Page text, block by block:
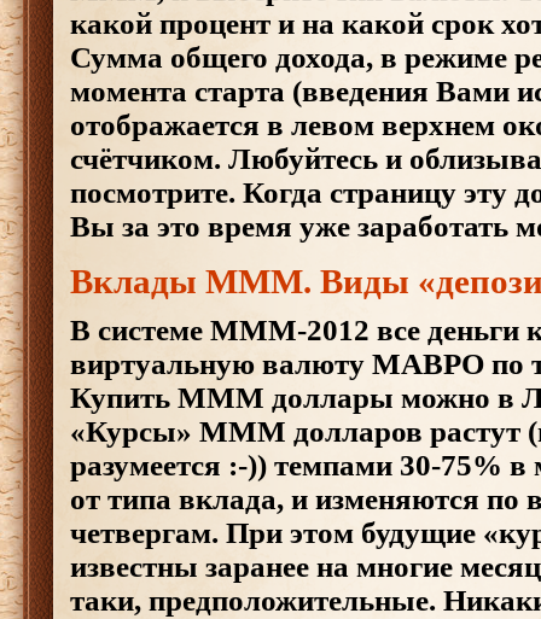
какой процент и на какой срок
Сумма общего дохода, в режиме
момента старта (введения Вами
отображается в левом верхнем
счётчиком. Любуйтесь и
посмотрите. Когда страницу эту
Вы за это время уже заработать
Вклады МММ. Виды
В системе МММ-2012 все деньги
виртуальную валюту МАВРО по
Купить МММ доллары можно в
«Курсы» МММ долларов растут
разумеется :-)) темпами 30-75% в
от типа вклада, и изменяются по
четвергам. При этом будущие
известны заранее на многие
таки, предположительные.